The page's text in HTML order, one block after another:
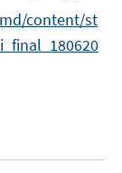
content/st